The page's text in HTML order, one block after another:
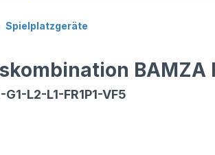
Spielplatzgeräte
BAMZA
L2-L1-FR1P1-VF5